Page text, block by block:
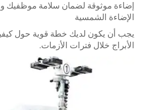
إضاءة موثوقة لضمان سلامة موظفيك
الإضاءة الشمسية
يجب أن يكون لديك خطة قوية حول
الأبراج خلال فترات الأزمات.